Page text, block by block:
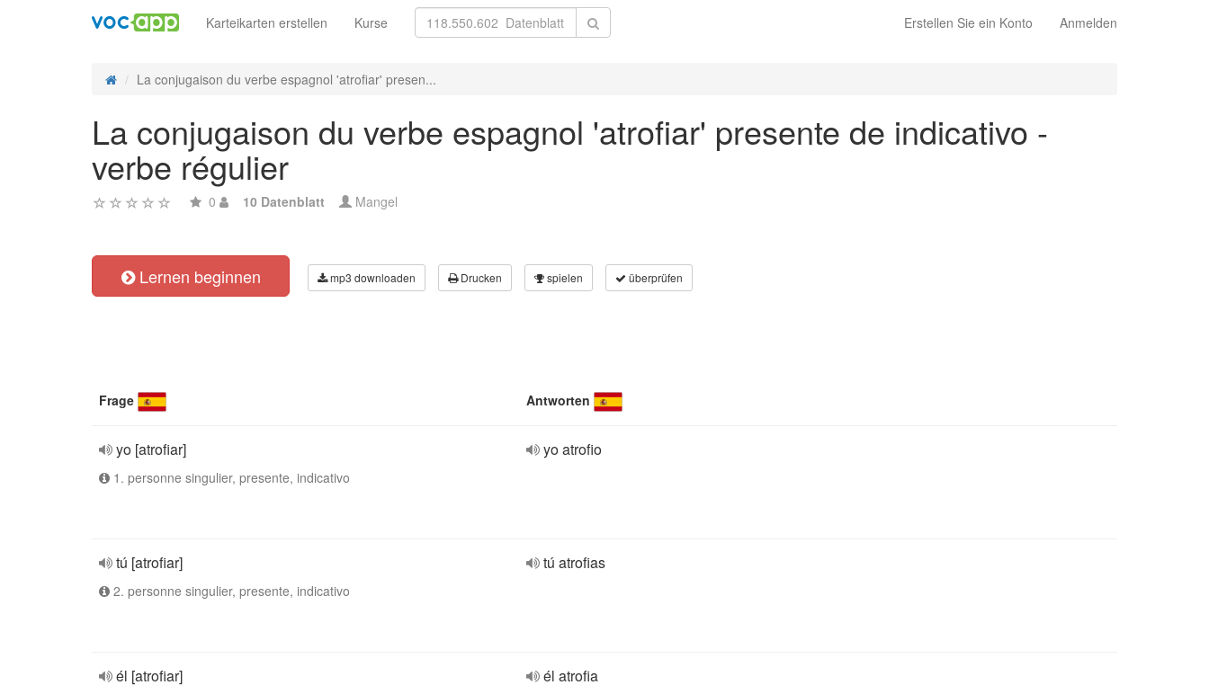
Erstellen Sie ein Konto Anmelden
Karteikarten erstellen Kurse
La conjugaison du verbe espagnol 'atrofiar' presen...
La conjugaison du verbe espagnol 'atrofiar' presente de indicativo -
verbe régulier
0 10 Datenblatt Mangel
Lernen beginnen mp3 downloaden Drucken spielen überprüfen
Frage Antworten
yo [atrofiar]
1. personne singulier, presente, indicativo
yo atrofio
tú [atrofiar]
2. personne singulier, presente, indicativo
tú atrofias
él [atrofiar] él atrofia